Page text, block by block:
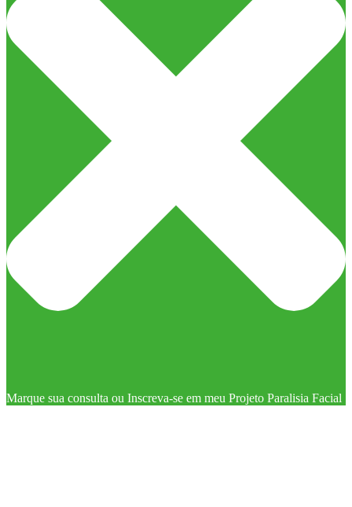
Marque sua consulta ou Inscreva-se em meu Projeto Paralisia Facial